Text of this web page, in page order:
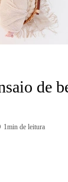
de
1min de leitura